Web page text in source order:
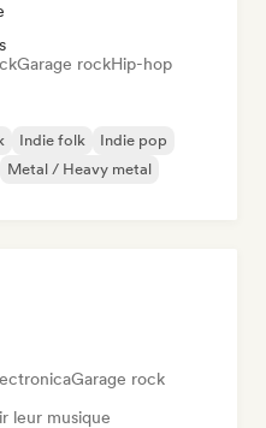
Garage rockHip-hop
Indie folk
Indie pop
Metal / Heavy metal
Garage rock
leur musique